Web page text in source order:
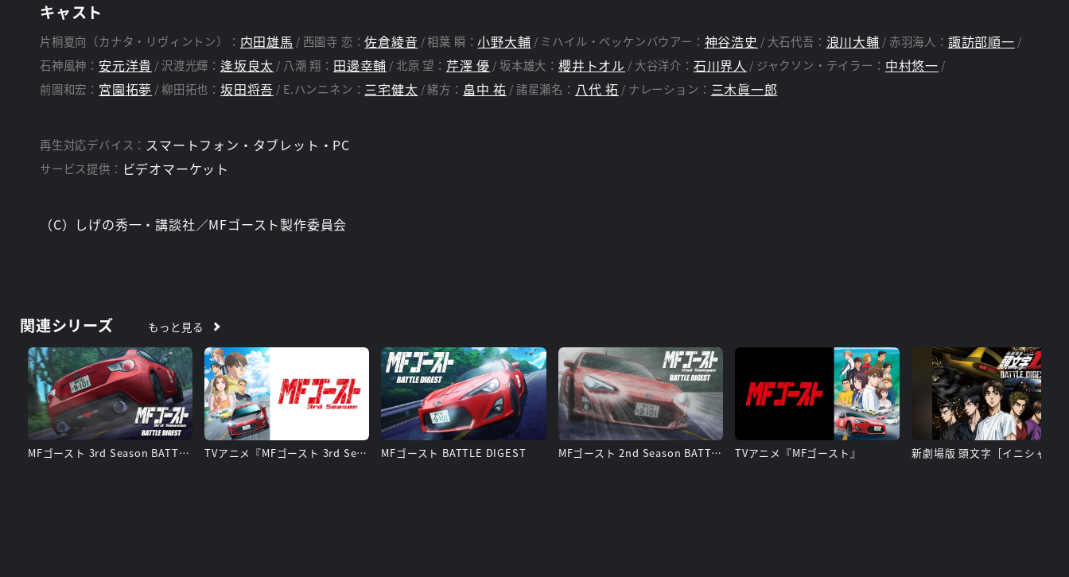
スタッフ
監督：中 智仁 脚本： 山下憲一、稲荷明比古
キャスト
片桐夏向（カナタ・リヴィントン）： 内田雄馬 西園寺 恋：佐倉綾音 相葉 瞬：小野大輔 ミハイル・ベッケンバウアー： 神谷浩史 大石代吾： 浪川大輔 赤羽海人： 諏訪部順一
石神風神： 安元洋貴 沢渡光輝：逢坂良太 八潮 翔： 田邊幸輔 北原 望： 芹澤 優 坂本雄大：櫻井トオル 大谷洋介： 石川界人 ジャクソン・テイラー： 中村悠一
前園和宏： 宮園拓夢 柳田拓也：坂田将吾 E.ハンニネン： 三宅健太 緒方： 畠中 祐 諸星瀬名： 八代 拓 ナレーション： 三木眞一郎
再生対応デバイス： スマートフォン・タブレット・PC
サービス提供： ビデオマーケット
（C）しげの秀一・講談社／MFゴースト製作委員会
関連シリーズ もっと見る
MFゴースト 3rd Season BATTLE DIGEST TVアニメ『MFゴースト 3rd Season』 MFゴースト BATTLE DIGEST MFゴースト 2nd Season BATTLE DIGEST TVアニメ『MFゴースト』